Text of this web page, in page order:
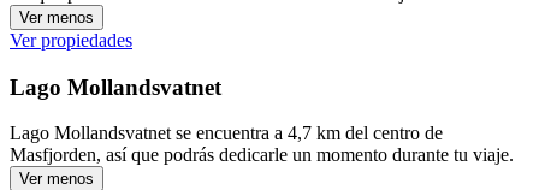
Ver menos
Ver propiedades
Lago Mollandsvatnet
Lago Mollandsvatnet se encuentra a 4,7 km del centro de
Masfjorden, así que podrás dedicarle un momento durante tu viaje.
Ver menos